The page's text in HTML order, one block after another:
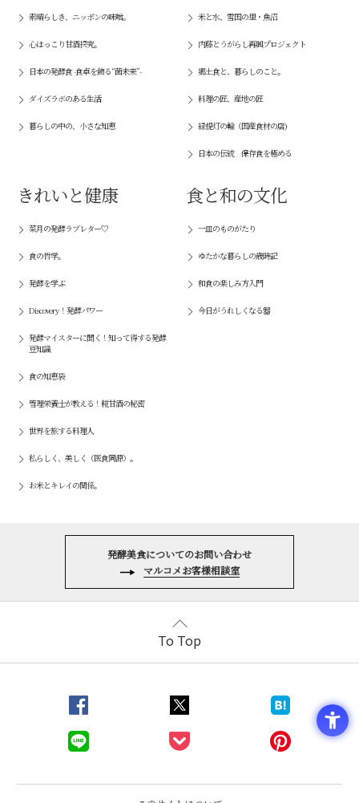
素晴らしき、ニッポンの味噌。
心ほっこり甘酒探究。
日本の発酵食 -食卓を飾る“菌未来”-
ダイズラボのある生活
暮らしの中の、小さな知恵
米と水、雪国の里・魚沼
内藤とうがらし再興プロジェクト
郷土食と、暮らしのこと。
料理の匠、産地の匠
緑提灯の輪（国産食材の店)
日本の伝統 保存食を極める
きれいと健康
菜月の発酵ラブレター♡
食の哲学。
発酵を学ぶ
Discovery！発酵パワー
発酵マイスターに聞く！知って得する発酵
豆知識
食の知恵袋
管理栄養士が教える！糀甘酒の秘密
世界を旅する料理人
私らしく、美しく（医食同源）。
お米とキレイの関係。
食と和の文化
一皿のものがたり
ゆたかな暮らしの歳時記
和食の楽しみ方入門
今日がうれしくなる器
発酵美食についてのお問い合わせ
マルコメお客様相談室
To Top